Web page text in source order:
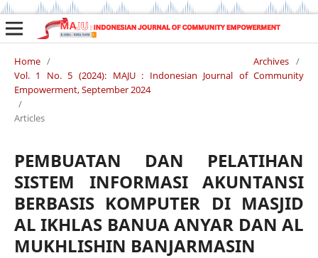
Home / Archives /
Vol. 1 No. 5 (2024): MAJU : Indonesian Journal of Community
Empowerment, September 2024
/
Articles
PEMBUATAN DAN PELATIHAN
SISTEM INFORMASI AKUNTANSI
BERBASIS KOMPUTER DI MASJID
AL IKHLAS BANUA ANYAR DAN AL
MUKHLISHIN BANJARMASIN